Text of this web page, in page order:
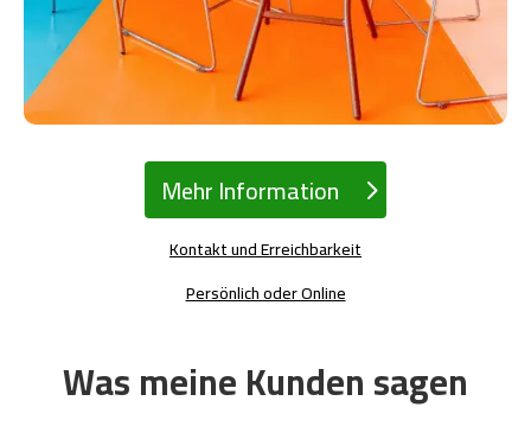
Mehr Information
Kontakt und Erreichbarkeit
Persönlich oder Online
Was meine Kunden sagen